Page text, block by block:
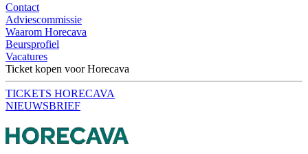
Contact
Adviescommissie
Waarom Horecava
Beursprofiel
Vacatures
Ticket kopen voor Horecava
TICKETS HORECAVA
NIEUWSBRIEF